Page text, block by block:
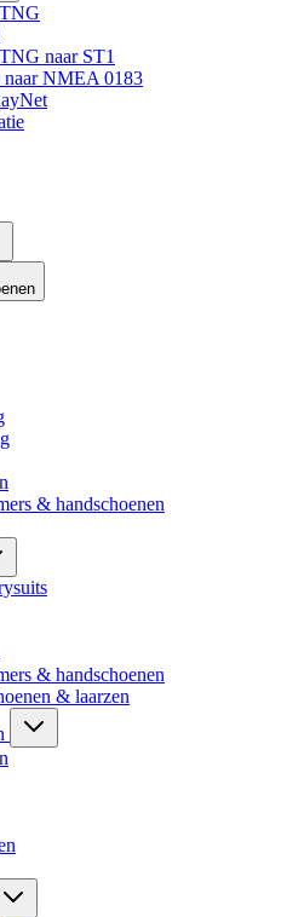
naar ST1
NMEA 0183
& handschoenen
& handschoenen
& laarzen